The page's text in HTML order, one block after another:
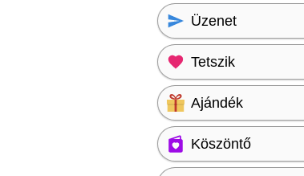
Üzenet
Tetszik
Ajándék
Köszöntő